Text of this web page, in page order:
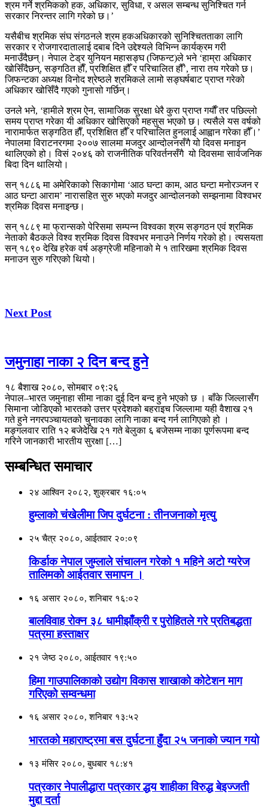
श्रम गर्ने श्रमिकको हक, अधिकार, सुविधा, र असल सम्बन्ध सुनिश्चित गर्न
सरकार निरन्तर लागि गरेको छ।’
यसैबीच श्रमिक संघ संगठनले श्रम हकअधिकारको सुनिश्चितताका लागि
सरकार र रोजगारदातालाई दबाब दिने उद्देश्यले विभिन्न कार्यक्रम गरी
मनाउँदैछन्। नेपाल टेड्र युनियन महासङ्घ (जिफन्ट)ले भने ‘हाम्रा अधिकार
खोसिँदैछन्, सङ्गठित हाैँ, प्रशिक्षित हौँ र परिचालित हौँ’, नारा तय गरेको छ।
जिफन्टका अध्यक्ष विनोद श्रेष्ठले श्रमिकले लामो सङ्घर्षबाट प्राप्त गरेको
अधिकार खोसिँदै गएको गुनासो गर्छिन्।
उनले भने, ‘हामीले श्रम ऐन, सामाजिक सुरक्षा धेरै कुरा प्राप्त गर्याैँ तर पछिल्लो
समय प्राप्त गरेका यी अधिकार खोसिएको महसुस भएको छ। त्यसैले यस वर्षको
नारामार्फत सङ्गठित हाैँ, प्रशिक्षित हौँ र परिचालित हुनलाई आह्वान गरेका हौँ।’
नेपालमा विराटनरगमा २००७ सालमा मजदुर आन्दोलनसँगै यो दिवस मनाइन
थालिएको हो। विसं २०४६ को राजनीतिक परिवर्तनसँगै यो दिवसमा सार्वजनिक
बिदा दिन थालियो।
सन् १८८६ मा अमेरिकाको सिकागोमा ‘आठ घन्टा काम, आठ घन्टा मनोरञ्जन र
आठ घन्टा आराम’ नारासहित सुरु भएको मजदुर आन्दोलनको सम्झनामा विश्वभर
श्रमिक दिवस मनाइन्छ।
सन् १८८९ मा फ्रान्सको पेरिसमा सम्पन्न विश्वका श्रम सङ्गठन एवं श्रमिक
नेताको बैठकले विश्व श्रमिक दिवस विश्वभर मनाउने निर्णय गरेको हो। त्यसयता
सन् १८९० देखि हरेक वर्ष अङ्ग्रेजी महिनाको मे १ तारिखमा श्रमिक दिवस
मनाउन सुरु गरिएको थियो।
Next Post
जमुनाहा नाका २ दिन बन्द हुने
१८ बैशाख २०८०, सोमबार ०९:२६
नेपाल–भारत जमुनाहा सीमा नाका दुई दिन बन्द हुने भएको छ । बाँके जिल्लासँग
सिमाना जोडिएको भारतको उत्तर प्रदेशको बहराइच जिल्लामा यही वैशाख २१
गते हुने नगरपञ्चायतको चुनावका लागि नाका बन्द गर्न लागिएको हो ।
मङ्गलवार राति १२ बजेदेखि २१ गते बेलुका ६ बजेसम्म नाका पूर्णरूपमा बन्द
गरिने जानकारी भारतीय सुरक्षा […]
सम्बन्धित समाचार
२४ आश्विन २०८२, शुक्रबार १६:०५
हुम्लाको चंखेलीमा जिप दुर्घटना : तीनजनाको मृत्यु
२५ चैत्र २०८०, आईतवार २०:०९
किर्डाक नेपाल जुम्लाले संचालन गरेको १ महिने अटो ग्यरेज
तालिमको आईतवार समापन ।
१६ असार २०८०, शनिबार १६:०२
बालविवाह रोक्न ३८ धामीझाँक्री र पुरोहितले गरे प्रतिबद्धता
पत्रमा हस्ताक्षर
२१ जेष्ठ २०८०, आईतवार १९:५०
हिमा गाउपालिकाको उद्योग विकास शाखाको कोटेशन माग
गरिएको सम्वन्धमा
१६ असार २०८०, शनिबार १३:५२
भारतको महाराष्ट्रमा बस दुर्घटना हुँदा २५ जनाकाे ज्यान गयो
१३ मंसिर २०८०, बुधबार १८:४१
पत्रकार नेपालीद्धारा पत्रकार द्धय शाहीका विरुद्ध बेइज्जती
मुद्दा दर्ता